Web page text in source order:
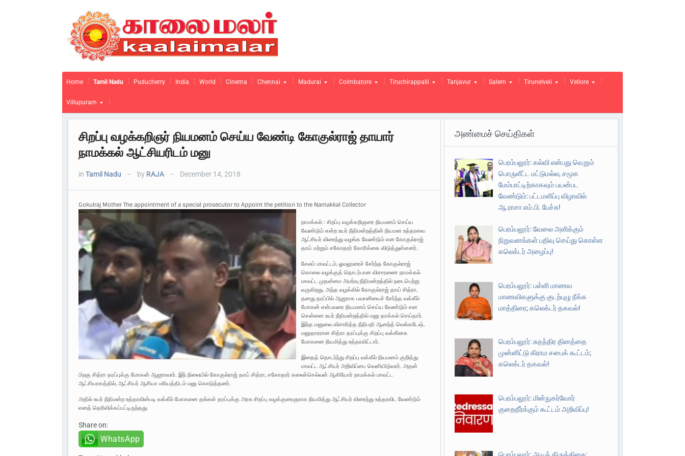
Home Tamil Nadu Puducherry India World Cinema Chennai Madurai Coimbatore Tiruchirappalli Tanjavur Salem Tirunelveli Vellore
Villupuram
சிறப்பு வழக்கறிஞர் நியமனம் செய்ய வேண்டி கோகுல்ராஜ் தாயார்
நாமக்கல் ஆட்சியரிடம் மனு
in Tamil Nadu — by RAJA — December 14, 2018
Gokulraj Mother The appointment of a special prosecutor to Appoint the petition to the Namakkal Collector
நாமக்கல் : சிறப்பு வழக்கறிஞரை நியமனம் செய்ய
வேண்டும் என்ற உயர் நீதிமன்றத்தின் நியமன உத்தரவை
ஆட்சியர் விரைந்து வழங்க வேண்டும் என கோகுல்ராஜ்
தாய் மற்றும் சகோதரர் கோரிக்கை விடுத்துள்ளனர்.
சேலம் மாவட்டம், ஓமலூரைச் சேர்ந்த கோகுல்ராஜ்
கொலை வழக்குத் தொடர்பான விசாரணை நாமக்கல்
மாவட்ட முதன்மை அமர்வு நீதிமன்றத்தில் நடைபெற்று
வருகிறது. அந்த வழக்கில் கோகுல்ராஜ் தாய் சித்ரா,
தனது தரப்பில் ஆஜராக பவானியைச் சேர்ந்த வக்கீல்
மோகன் என்பவரை நியமனம் செய்ய வேண்டும் என
சென்னை உயர் நீதிமன்றத்தில் மனு தாக்கல் செய்தார்.
இந்த மனுவை விசாரித்த நீதிபதி ஆனந்த் வெங்கடேஷ்,
மனுதாரரான சித்ரா தரப்புக்கு சிறப்பு வக்கீலாக
மோகனை நியமித்து உத்தரவிட்டார்.
இதைத் தொடர்ந்து சிறப்பு வக்கீல் நியமனம் குறித்து
மாவட்ட ஆட்சியர் அறிவிப்பை வெளியிடுவார். அதன்
பிறகு சித்ரா தரப்புக்கு மோகன் ஆஜராவார். இந் நிலையில் கோகுல்ராஜ் தாய் சித்ரா, சகோதரர் கலைச்செல்வன் ஆகியோர் நாமக்கல் மாவட்ட
ஆட்சியரகத்தில், ஆட்சியர் ஆசியா மரியத்திடம் மனு கொடுத்தனர்.
அதில் உயர் நீதிமன்ற உத்தரவின்படி வக்கீல் மோகனை தங்கள் தரப்புக்கு அரசு சிறப்பு வழக்குரைஞராக நியமித்து ஆட்சியர் விரைந்து உத்தரவிட வேண்டும்
எனத் தெரிவிக்கப்பட்டிருந்தது.
Share on:
WhatsApp
அண்மைச் செய்திகள்
பெரம்பலூர்: கல்வி என்பது வெறும்
பொருளீட்ட மட்டுமல்ல, சமூக
மேம்பாட்டிற்காகவும் பயன்பட
வேண்டும்: பட்டமளிப்பு விழாவில்
ஆ.ராசா எம்.பி. பேச்சு!
பெரம்பலூர்: வேலை அளிக்கும்
நிறுவனங்கள் பதிவு செய்து கொள்ள
கலெக்டர் அழைப்பு!
பெரம்பலூர்: பள்ளி மாணவ
மாணவிகளுக்கு குடற்புழு நீக்க
மாத்திரை; கலெக்டர் தகவல்!
பெரம்பலூர்: சுதந்திர தினத்தை
முன்னிட்டு கிராம சபைக் கூட்டம்;
கலெக்டர் தகவல்!
பெரம்பலூர்: மின்நுகர்வோர்
குறைதீர்க்கும் கூட்டம் அறிவிப்பு!
பெரம்பலூர்: ஆடிக் கிருத்திகை;